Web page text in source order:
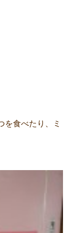
を食べたり、ミ